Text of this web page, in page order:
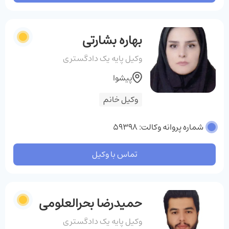
بهاره بشارتی
وکیل پایه یک دادگستری
وکیل خانم
پیشوا
شماره پروانه وکالت: 59398
تماس با وکیل
حمیدرضا بحرالعلومی
وکیل پایه یک دادگستری